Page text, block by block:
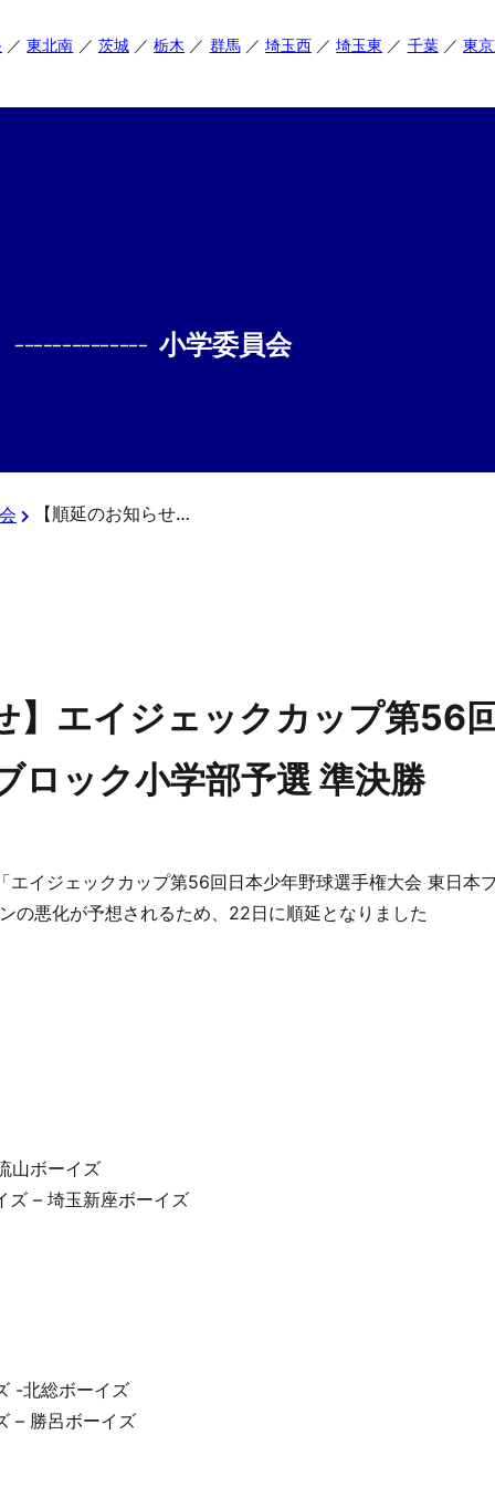
東北南 茨城 栃木 群馬 埼玉西 埼玉東 千葉
東
-------------- 小学委員会
【順延のお知らせ】エイジェックカップ第56回日本少年野球選手権大会 東日本ブロック小学部予選 準決勝
】エイジェックカップ第56
ロック小学部予選 準決勝
エイジェックカップ第56回日本少年野球選手権大会 東日本
の悪化が予想されるため、22日に順延となりました
山ボーイズ
ズ – 埼玉新座ボーイズ
-北総ボーイズ
– 勝呂ボーイズ